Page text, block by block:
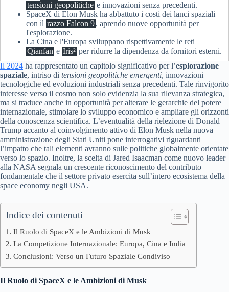
tensioni geopolitiche e innovazioni senza precedenti.
SpaceX di Elon Musk ha abbattuto i costi dei lanci spaziali
con il razzo Falcon 9, aprendo nuove opportunità per
l'esplorazione.
La Cina e l'Europa sviluppano rispettivamente le reti
Qianfan e Iris² per ridurre la dipendenza da fornitori esterni.
Il 2024 ha rappresentato un capitolo significativo per l’esplorazione
spaziale, intriso di tensioni geopolitiche emergenti, innovazioni
tecnologiche ed evoluzioni industriali senza precedenti. Tale rinvigorito
interesse verso il cosmo non solo evidenzia la sua rilevanza strategica,
ma si traduce anche in opportunità per alterare le gerarchie del potere
internazionale, stimolare lo sviluppo economico e ampliare gli orizzonti
della conoscenza scientifica. L’eventualità della rielezione di Donald
Trump accanto al coinvolgimento attivo di Elon Musk nella nuova
amministrazione degli Stati Uniti pone interrogativi riguardanti
l’impatto che tali elementi avranno sulle politiche globalmente orientate
verso lo spazio. Inoltre, la scelta di Jared Isaacman come nuovo leader
alla NASA segnala un crescente riconoscimento del contributo
fondamentale che il settore privato esercita sull’intero ecosistema della
space economy negli USA.
Indice dei contenuti
Il Ruolo di SpaceX e le Ambizioni di Musk
La Competizione Internazionale: Europa, Cina e India
Conclusioni: Verso un Futuro Spaziale Condiviso
Il Ruolo di SpaceX e le Ambizioni di Musk